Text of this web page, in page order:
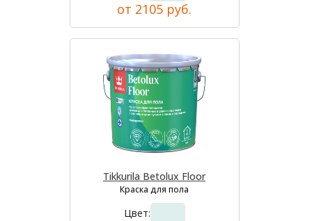
от 2105 руб.
Tikkurila Betolux Floor
Краска для пола
Цвет: